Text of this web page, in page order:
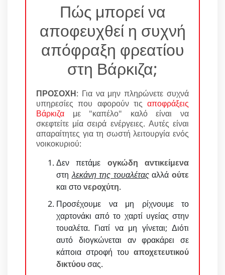
Πώς μπορεί να
αποφευχθεί η συχνή
απόφραξη φρεατίου
στη Βάρκιζα;
ΠΡΟΣΟΧΗ: Για να μην πληρώνετε συχνά
υπηρεσίες που αφορούν τις αποφράξεις
Βάρκιζα με "καπέλο" καλό είναι να
σκεφτείτε μία σειρά ενέργειες. Αυτές είναι
απαραίτητες για τη σωστή λειτουργία ενός
νοικοκυριού:
Δεν πετάμε ογκώδη αντικείμενα
στηλεκάνη της τουαλέταςαλλάούτε
και στονεροχύτη.
Προσέχουμε να μη ρίχνουμε το
χαρτονάκι από το χαρτί υγείας στην
τουαλέτα. Γιατί να μη γίνεται; Διότι
αυτό διογκώνεται αν φρακάρει σε
κάποια στροφή του αποχετευτικού
δικτύουσας.